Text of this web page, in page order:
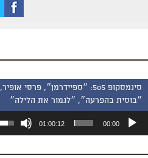
סינמסקופ 505: ״ספיידרמן״, פרסי אופיר,
״בוסית בהפרעה״, ״לגמור את הלילה״
אודיו
00:00
01:00:12